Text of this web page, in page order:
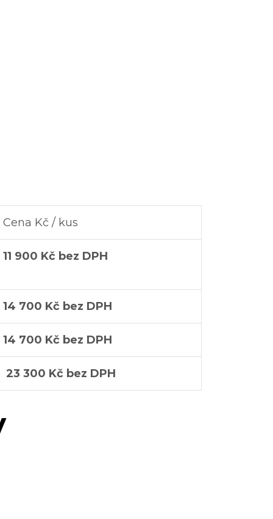
Cena Kč / kus
11 900 Kč bez DPH
14 700 Kč bez DPH
14 700 Kč bez DPH
23 300 Kč bez DPH